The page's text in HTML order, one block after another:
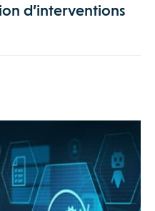
d’interventions